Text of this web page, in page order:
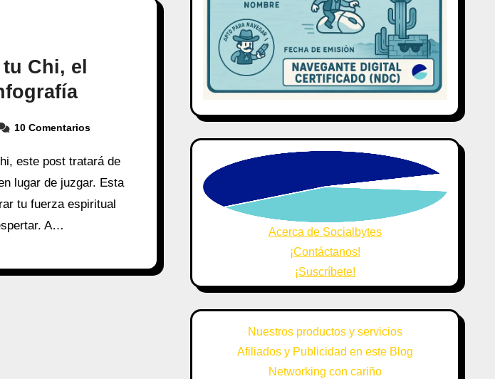
Chi, el
10 Comentarios
este post tratará de
lugar de juzgar. Esta
tu fuerza espiritual
A…
Acerca de Socialbytes
¡Contáctanos!
¡Suscríbete!
Nuestros productos y servicios
Afiliados y Publicidad en este Blog
Networking con cariño